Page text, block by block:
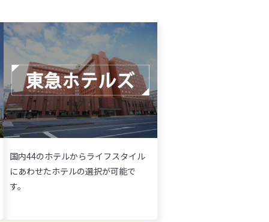
国内44のホテルからライフスタイル
にあわせたホテルの選択が可能で
す。